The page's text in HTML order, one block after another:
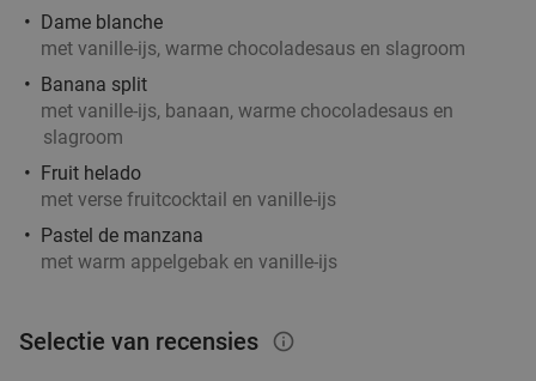
Dame blanche
met vanille-ijs, warme chocoladesaus en slagroom
Banana split
met vanille-ijs, banaan, warme chocoladesaus en
slagroom
Fruit helado
met verse fruitcocktail en vanille-ijs
Pastel de manzana
met warm appelgebak en vanille-ijs
Selectie van recensies info_outlined